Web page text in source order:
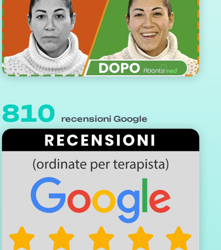
810 recensioni Google